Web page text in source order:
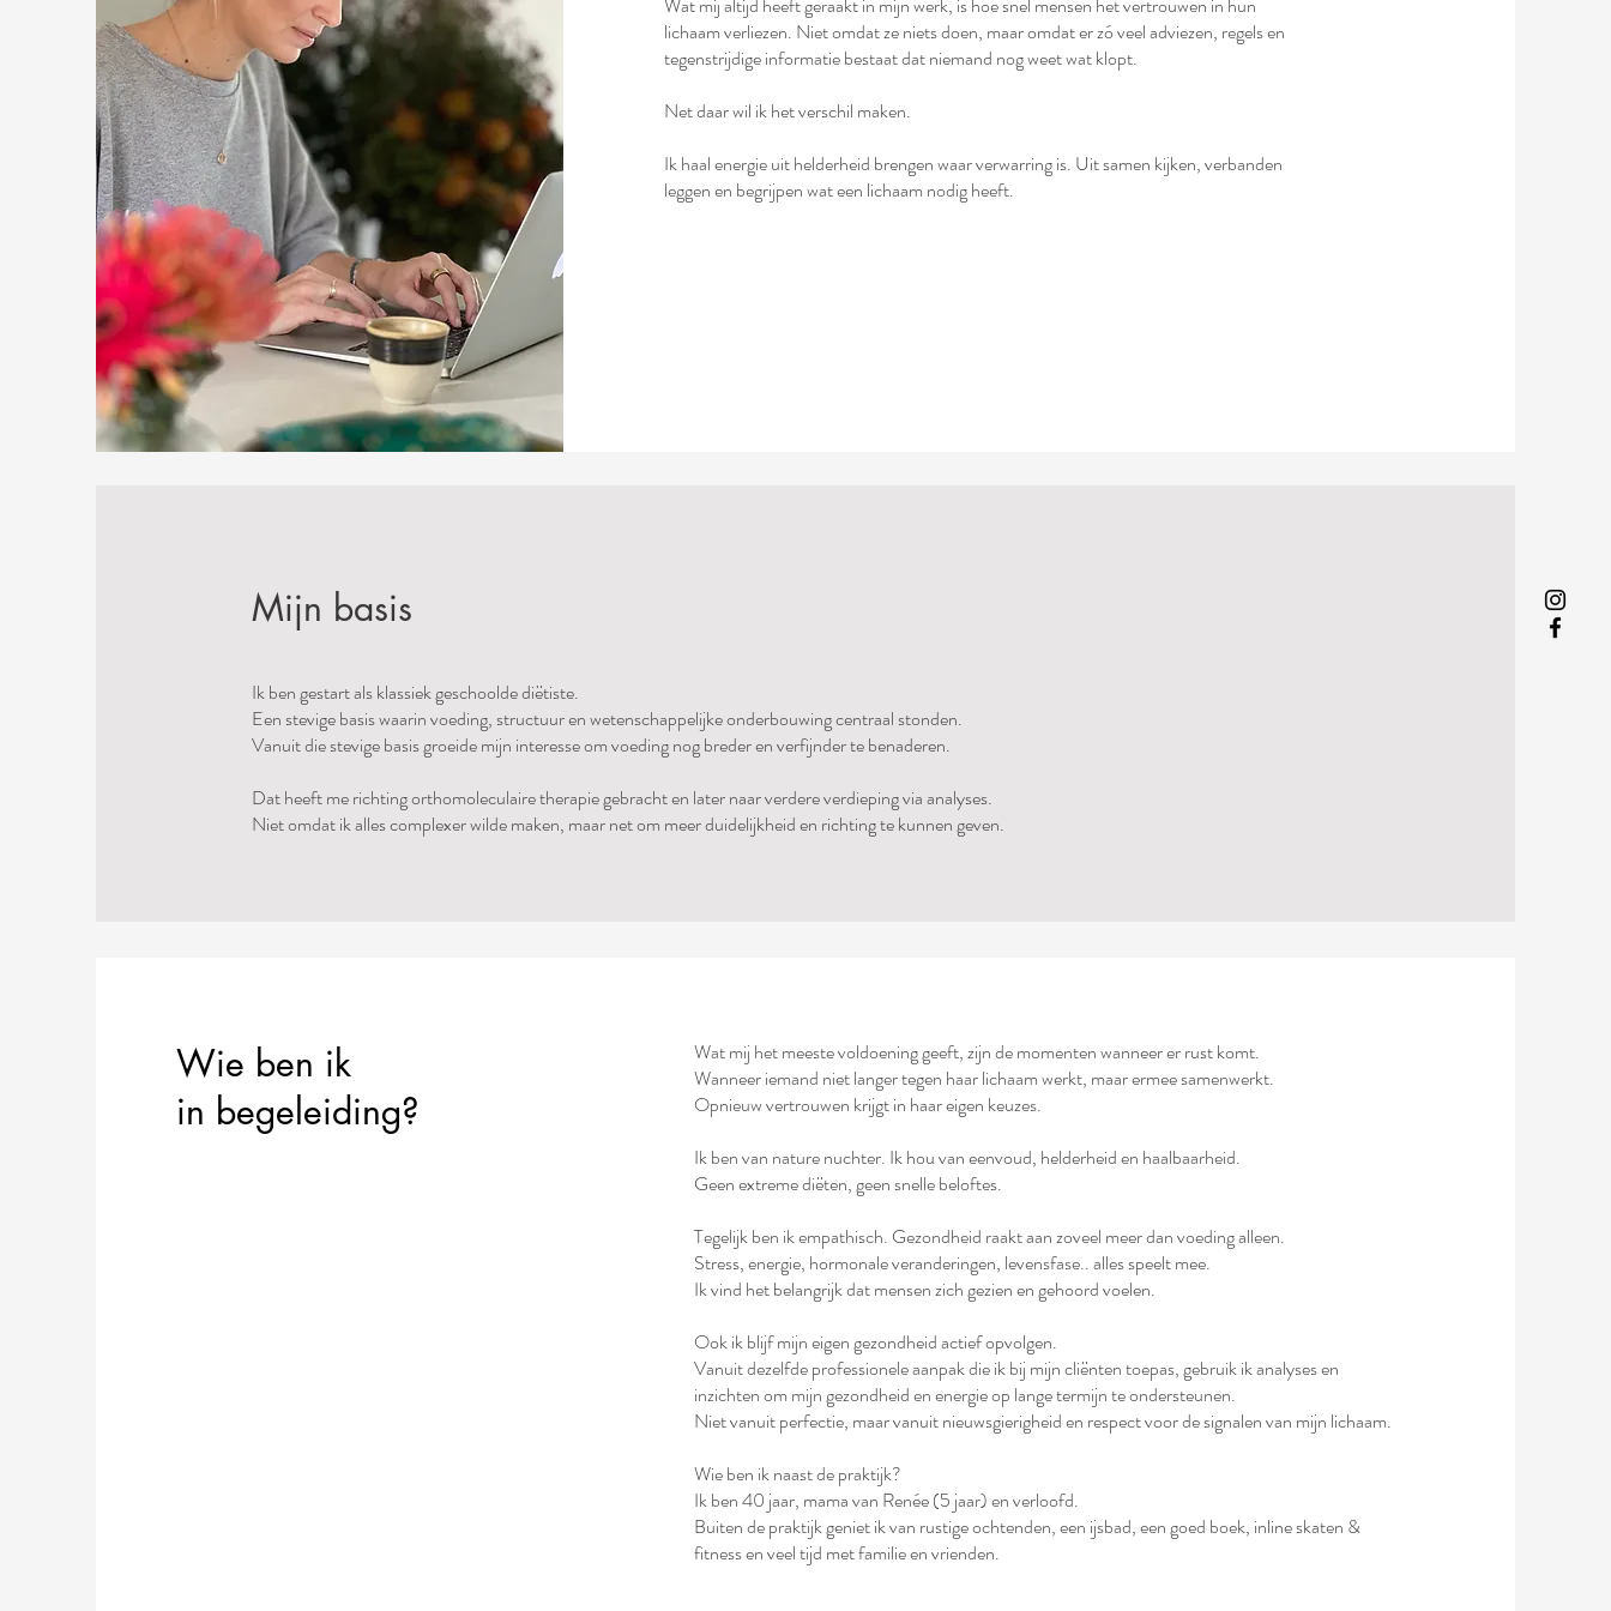
lichaam verliezen. Niet omdat ze niets doen, maar omdat er zó veel adviezen, regels en
tegenstrijdige informatie bestaat dat niemand nog weet wat klopt.
Net daar wil ik het verschil maken.
Ik haal energie uit helderheid brengen waar verwarring is. Uit samen kijken, verbanden
leggen en begrijpen wat een lichaam nodig heeft.
Mijn basis
Ik ben gestart als klassiek geschoolde diëtiste.
Een stevige basis waarin voeding, structuur en wetenschappelijke onderbouwing centraal stonden.
Vanuit die stevige basis groeide mijn interesse om voeding nog breder en verfijnder te benaderen.
Dat heeft me richting orthomoleculaire therapie gebracht en later naar verdere verdieping via analyses.
Niet omdat ik alles complexer wilde maken, maar net om meer duidelijkheid en richting te kunnen geven.
Wie ben ik
in begeleiding?
Wat mij het meeste voldoening geeft, zijn de momenten wanneer er rust komt.
Wanneer iemand niet langer tegen haar lichaam werkt, maar ermee samenwerkt.
Opnieuw vertrouwen krijgt in haar eigen keuzes.
Ik ben van nature nuchter. Ik hou van eenvoud, helderheid en haalbaarheid.
Geen extreme diëten, geen snelle beloftes.
Tegelijk ben ik empathisch. Gezondheid raakt aan zoveel meer dan voeding alleen.
Stress, energie, hormonale veranderingen, levensfase.. alles speelt mee.
Ik vind het belangrijk dat mensen zich gezien en gehoord voelen.
Ook ik blijf mijn eigen gezondheid actief opvolgen.
Vanuit dezelfde professionele aanpak die ik bij mijn cliënten toepas, gebruik ik analyses en
inzichten om mijn gezondheid en energie op lange termijn te ondersteunen.
Niet vanuit perfectie, maar vanuit nieuwsgierigheid en respect voor de signalen van mijn lichaam.
Wie ben ik naast de praktijk?
Ik ben 40 jaar, mama van Renée (5 jaar) en verloofd.
Buiten de praktijk geniet ik van rustige ochtenden, een ijsbad, een goed boek, inline skaten &
fitness en veel tijd met familie en vrienden.